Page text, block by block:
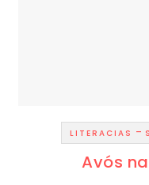
LITERACIAS -
Avós